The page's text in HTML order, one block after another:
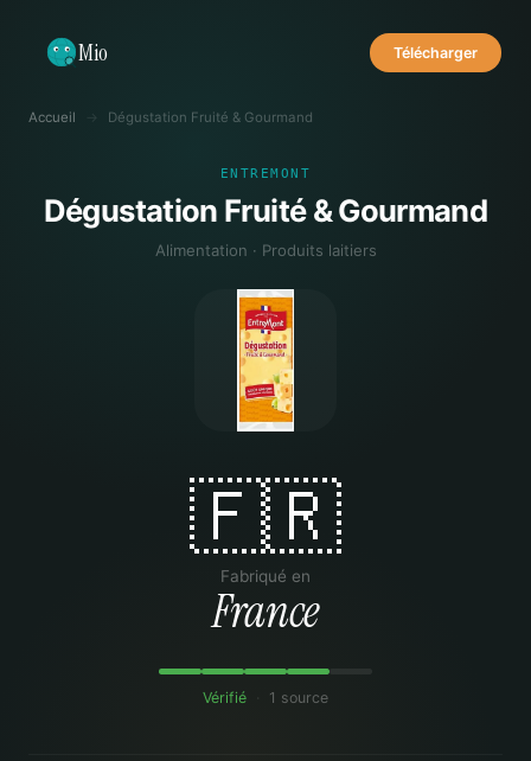
Mio Télécharger
Accueil → Dégustation Fruité & Gourmand
ENTREMONT
Dégustation Fruité & Gourmand
Alimentation · Produits laitiers
🇫🇷
Fabriqué en
France
Vérifié 1 source